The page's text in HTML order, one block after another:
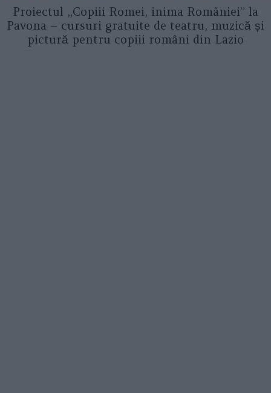
Proiectul „Copiii Romei, inima României” la
Pavona – cursuri gratuite de teatru, muzică și
pictură pentru copiii români din Lazio